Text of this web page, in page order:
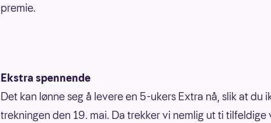
premie.
Ekstra spennende
Det kan lønne seg å levere en 5-ukers Extra nå, slik at du
trekningen den 19. mai. Da trekker vi nemlig ut ti tilfeldige